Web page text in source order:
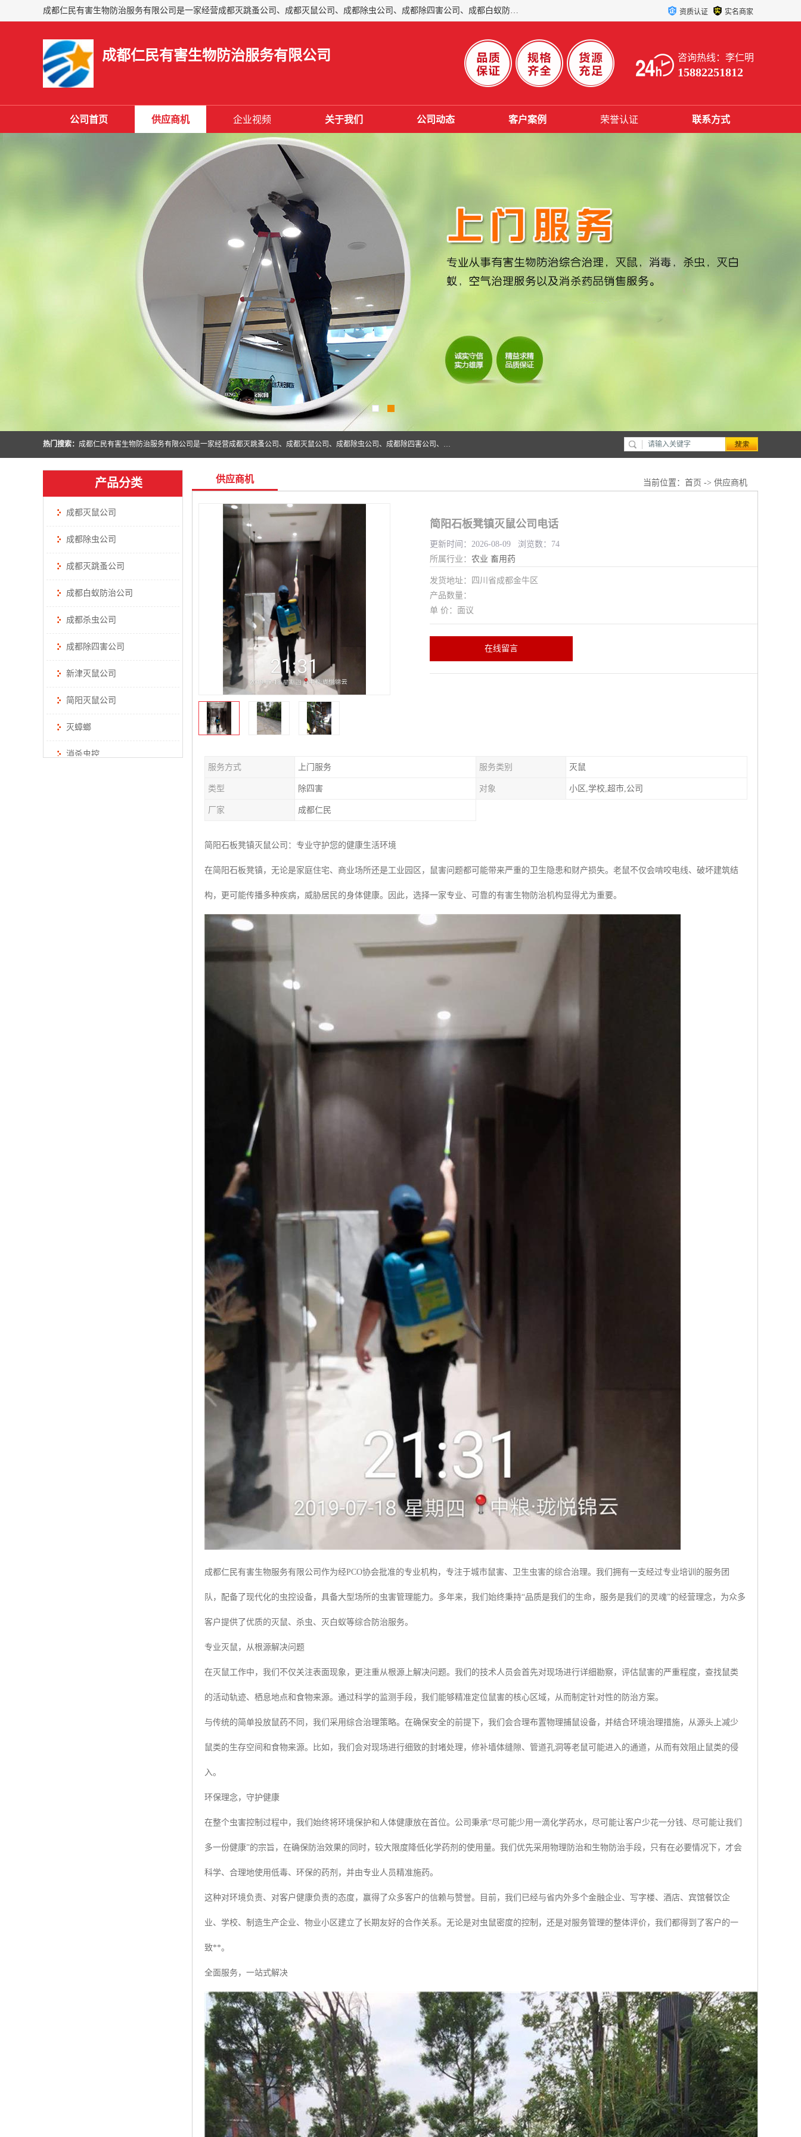
成都仁民有害生物防治服务有限公司是一家经营成都灭跳蚤公司、成都灭鼠公司、成都除虫公司、成都除四害公司、成都白蚁防治公司、成都杀虫公司等。业务覆盖：青白江、郫县、简阳、金堂、乐山、眉山、绵阳、彭州等区域。 由于我们的专业技术和服务态度得到了肯定、 目前公司已经与省内外的多个金 融企业、高端写字楼、星级酒 店、宾馆餐饮企业、学校、制造生产企业、物业小区建立了长期友好的合作关系。 资质认证 实名商家
成都仁民有害生物防治服务有限公司 咨询热线：李仁明
15882251812
公司首页 供应商机 企业视频 关于我们 公司动态 客户案例 荣誉认证 联系方式
热门搜索： 成都仁民有害生物防治服务有限公司是一家经营成都灭跳蚤公司、成都灭鼠公司、成都除虫公司、成都除四害公司、成都白蚁防治公司、成都杀虫公司等。业务覆盖：青白江、郫县、简阳、金堂、乐山、眉山、绵阳、彭州等区域。 由于我们的专业技术和服务态度得到了肯定、 目前公司已经与省内外的多个金 融企业、高端写字楼、星级酒 店、宾馆餐饮企业、学校、制造生产企业、物业小区建立了长期友好的合作关系。
产品分类
成都灭鼠公司
成都除虫公司
成都灭跳蚤公司
成都白蚁防治公司
成都杀虫公司
成都除四害公司
新津灭鼠公司
简阳灭鼠公司
灭蟑螂
消杀虫控
供应商机 当前位置： 首页 -> 供应商机
简阳石板凳镇灭鼠公司电话
更新时间：2026-08-09 浏览数：74
所属行业： 农业 畜用药
发货地址：四川省成都金牛区
产品数量：
单 价：面议
在线留言
服务方式 上门服务 服务类别 灭鼠
类型 除四害 对象 小区,学校,超市,公司
厂家 成都仁民
简阳石板凳镇灭鼠公司：专业守护您的健康生活环境
在简阳石板凳镇，无论是家庭住宅、商业场所还是工业园区，鼠害问题都可能带来严重的卫生隐患和财产损失。老鼠不仅会啃咬电线、破坏建筑结
构，更可能传播多种疾病，威胁居民的身体健康。因此，选择一家专业、可靠的有害生物防治机构显得尤为重要。
成都仁民有害生物服务有限公司作为经PCO协会批准的专业机构，专注于城市鼠害、卫生虫害的综合治理。我们拥有一支经过专业培训的服务团
队，配备了现代化的虫控设备，具备大型场所的虫害管理能力。多年来，我们始终秉持“品质是我们的生命，服务是我们的灵魂”的经营理念，为众多
客户提供了优质的灭鼠、杀虫、灭白蚁等综合防治服务。
专业灭鼠，从根源解决问题
在灭鼠工作中，我们不仅关注表面现象，更注重从根源上解决问题。我们的技术人员会首先对现场进行详细勘察，评估鼠害的严重程度，查找鼠类
的活动轨迹、栖息地点和食物来源。通过科学的监测手段，我们能够精准定位鼠害的核心区域，从而制定针对性的防治方案。
与传统的简单投放鼠药不同，我们采用综合治理策略。在确保安全的前提下，我们会合理布置物理捕鼠设备，并结合环境治理措施，从源头上减少
鼠类的生存空间和食物来源。比如，我们会对现场进行细致的封堵处理，修补墙体缝隙、管道孔洞等老鼠可能进入的通道，从而有效阻止鼠类的侵
入。
环保理念，守护健康
在整个虫害控制过程中，我们始终将环境保护和人体健康放在首位。公司秉承“尽可能少用一滴化学药水，尽可能让客户少花一分钱、尽可能让我们
多一份健康”的宗旨，在确保防治效果的同时，较大限度降低化学药剂的使用量。我们优先采用物理防治和生物防治手段，只有在必要情况下，才会
科学、合理地使用低毒、环保的药剂，并由专业人员精准施药。
这种对环境负责、对客户健康负责的态度，赢得了众多客户的信赖与赞誉。目前，我们已经与省内外多个金融企业、写字楼、酒店、宾馆餐饮企
业、学校、制造生产企业、物业小区建立了长期友好的合作关系。无论是对虫鼠密度的控制，还是对服务管理的整体评价，我们都得到了客户的一
致**。
全面服务，一站式解决